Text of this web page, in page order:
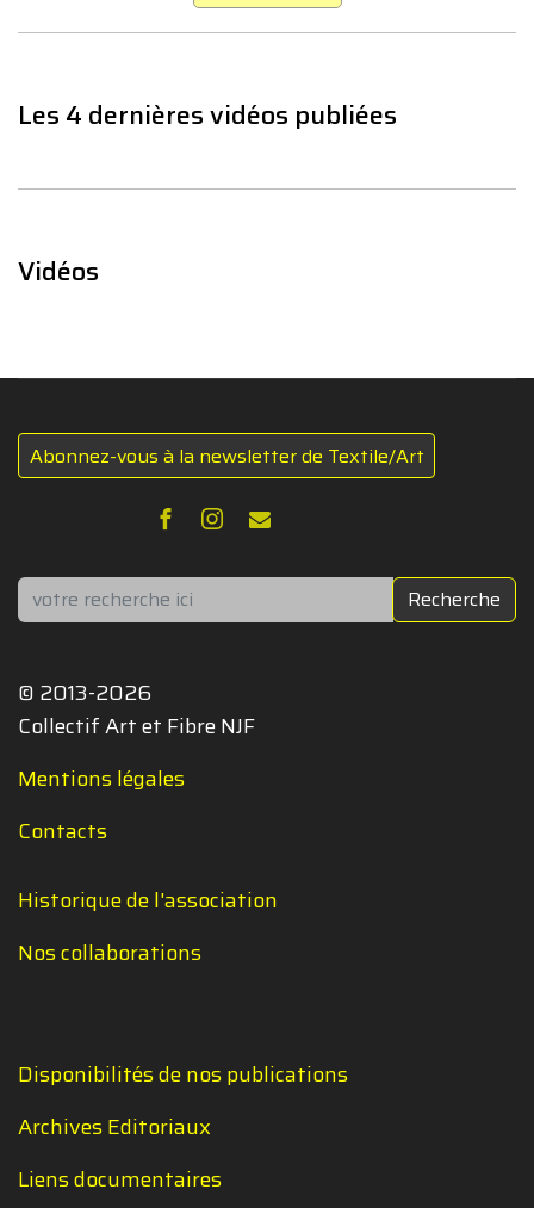
Les 4 dernières vidéos publiées
Vidéos
Abonnez-vous à la newsletter de Textile/Art
Rechercher Recherche
© 2013-2026
Collectif Art et Fibre NJF
Mentions légales
Contacts
Historique de l'association
Nos collaborations
Disponibilités de nos publications
Archives Editoriaux
Liens documentaires